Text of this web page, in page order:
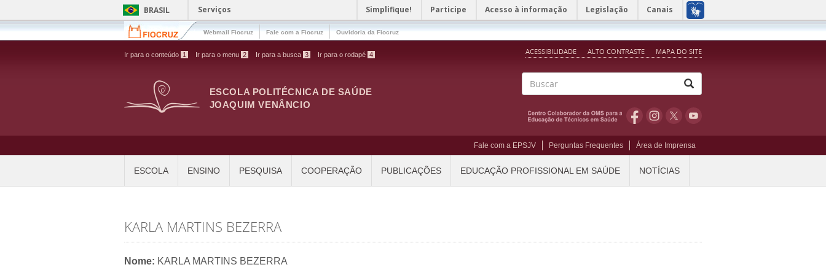
Pular para o conteúdo principal BRASIL Serviços Simplifique! Participe Acesso à informação Legislação Canais
Webmail Fiocruz Fale com a Fiocruz Ouvidoria da Fiocruz
Ir para o conteúdo 1 Ir para o menu 2 Ir para a busca 3 Ir para o rodapé 4 ACESSIBILIDADE ALTO CONTRASTE MAPA DO SITE
ESCOLA POLITÉCNICA DE SAÚDE
JOAQUIM VENÂNCIO
Fale com a EPSJV Perguntas Frequentes Área de Imprensa
ESCOLA ENSINO PESQUISA COOPERAÇÃO PUBLICAÇÕES EDUCAÇÃO PROFISSIONAL EM SAÚDE NOTÍCIAS
KARLA MARTINS BEZERRA
Nome: KARLA MARTINS BEZERRA